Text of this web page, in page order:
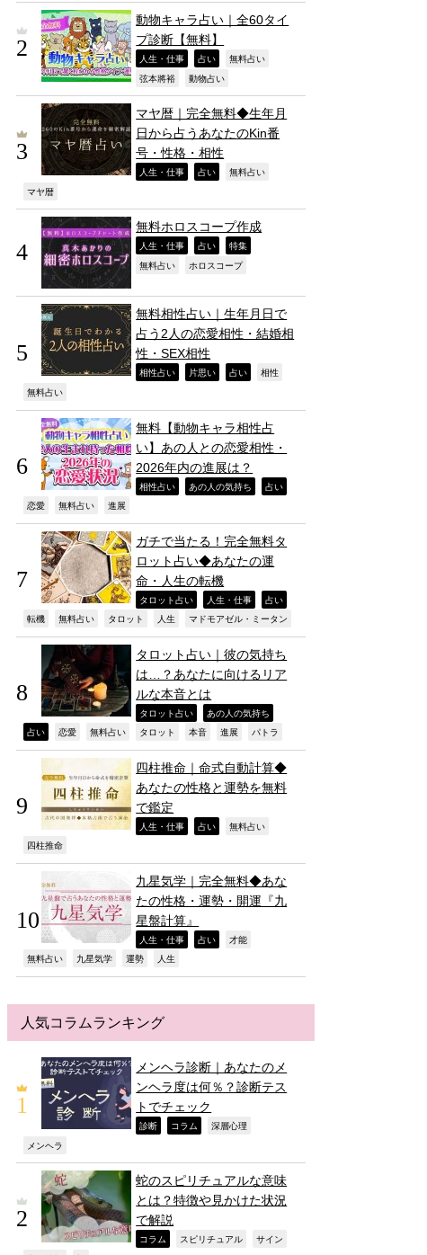
動物キャラ占い｜全60タイ
プ診断【無料】
人生・仕事 占い 無料占い
弦本將裕 動物占い
マヤ暦｜完全無料◆生年月
日から占うあなたのKin番
号・性格・相性
人生・仕事 占い 無料占い
マヤ暦
無料ホロスコープ作成
人生・仕事 占い 特集
無料占い ホロスコープ
無料相性占い｜生年月日で
占う2人の恋愛相性・結婚相
性・SEX相性
相性占い 片思い 占い 相性
無料占い
無料【動物キャラ相性占
い】あの人との恋愛相性・
2026年内の進展は？
相性占い あの人の気持ち 占い
恋愛 無料占い 進展
ガチで当たる！完全無料タ
ロット占い◆あなたの運
命・人生の転機
タロット占い 人生・仕事 占い
転機 無料占い タロット 人生 マドモアゼル・ミータン
タロット占い｜彼の気持ち
は…？あなたに向けるリア
ルな本音とは
タロット占い あの人の気持ち
占い 恋愛 無料占い タロット 本音 進展 パトラ
四柱推命｜命式自動計算◆
あなたの性格と運勢を無料
で鑑定
人生・仕事 占い 無料占い
四柱推命
九星気学｜完全無料◆あな
たの性格・運勢・開運『九
星盤計算』
人生・仕事 占い 才能
無料占い 九星気学 運勢 人生
人気コラムランキング
メンヘラ診断｜あなたのメ
ンヘラ度は何％？診断テス
トでチェック
診断 コラム 深層心理
メンヘラ
蛇のスピリチュアルな意味
とは？特徴や見かけた状況
で解説
コラム スピリチュアル サイン